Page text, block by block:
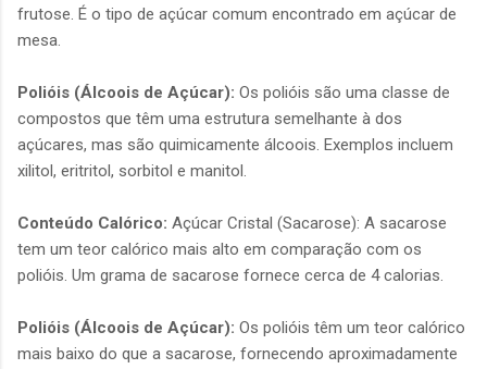
frutose. É o tipo de açúcar comum encontrado em açúcar de
mesa.
Polióis (Álcoois de Açúcar): Os polióis são uma classe de
compostos que têm uma estrutura semelhante à dos
açúcares, mas são quimicamente álcoois. Exemplos incluem
xilitol, eritritol, sorbitol e manitol.
Conteúdo Calórico: Açúcar Cristal (Sacarose): A sacarose
tem um teor calórico mais alto em comparação com os
polióis. Um grama de sacarose fornece cerca de 4 calorias.
Polióis (Álcoois de Açúcar): Os polióis têm um teor calórico
mais baixo do que a sacarose, fornecendo aproximadamente